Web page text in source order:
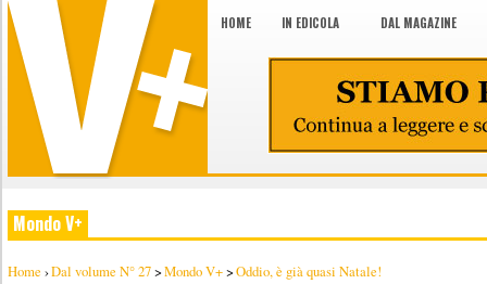
HOME IN EDICOLA DAL MAGAZINE
Mondo V+
Home ›Dal volume N° 27>Mondo V+>Oddio, è già quasi Natale!